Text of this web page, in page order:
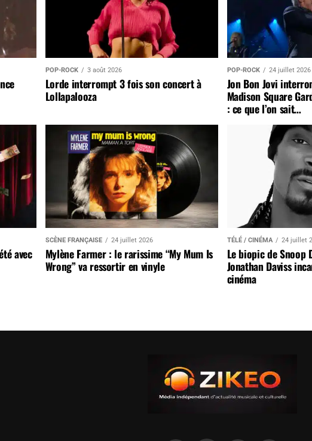
POP-ROCK 3 août 2026
Lorde interrompt 3 fois son concert à
Lollapalooza
POP-ROCK 24 juillet 2026
Jon Bon Jovi
Madison Square
: ce que l’on sait…
avec
SCÈNE FRANÇAISE 24 juillet 2026
Mylène Farmer : le rarissime “My Mum Is
Wrong” va ressortir en vinyle
TÉLÉ / CINÉMA 24 juillet
Le biopic de Snoop
Jonathan Daviss
cinéma